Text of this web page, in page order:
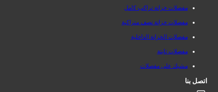
مفصلات خزانة تراكب كامل
مفصلات خزانة نصف متراكبة
مفصلات الخزانة الداخلية
مفصلات ثابتة
مشبك على مفصلات
اتصل بنا